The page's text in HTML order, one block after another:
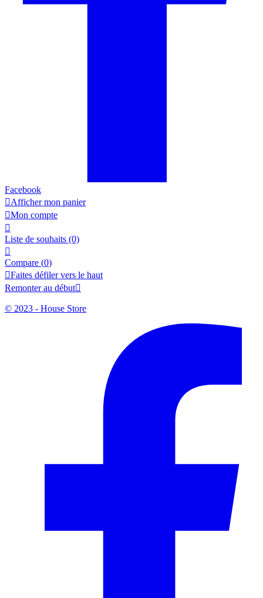
Facebook
Afficher mon panier
Mon compte

Liste de souhaits (0)

Compare (0)
Faites défiler vers le haut
Remonter au début
© 2023 - House Store